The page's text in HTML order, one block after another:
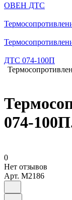
ОВЕН ДТС
ДТС 074-100П
074-
0
Нет отзывов
Арт. M2186